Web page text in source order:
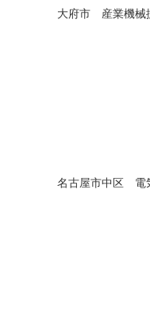
大府市 産業機械
名古屋市中区 電